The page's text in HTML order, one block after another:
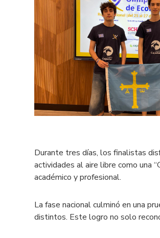
Durante tres días, los finalistas
actividades al aire libre como una
académico y profesional.
La fase nacional culminó en una
distintos. Este logro no solo